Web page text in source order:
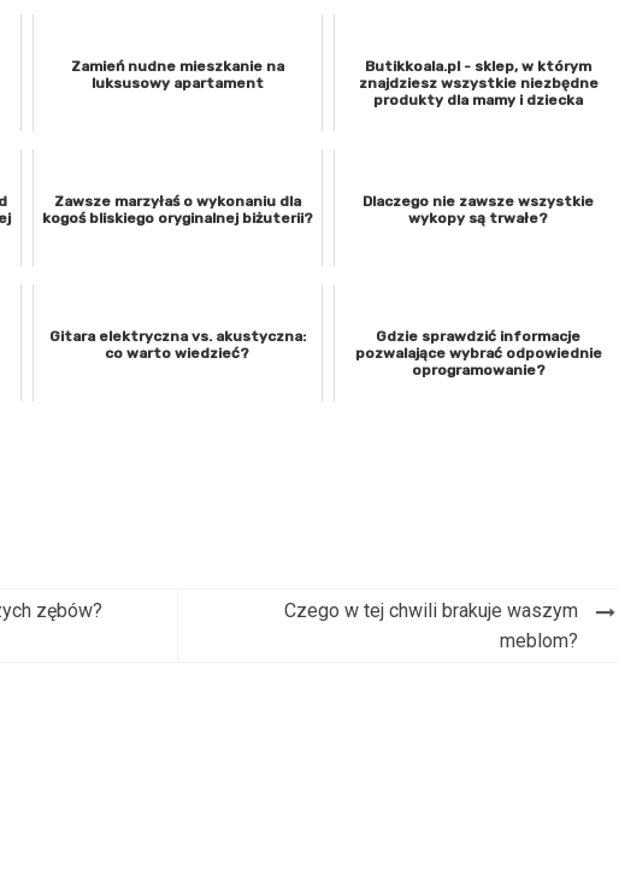
Zamień nudne mieszkanie na
luksusowy apartament
Butikkoala.pl - sklep, w którym
znajdziesz wszystkie niezbędne
produkty dla mamy i dziecka
Zawsze marzyłaś o wykonaniu dla
kogoś bliskiego oryginalnej biżuterii?
Dlaczego nie zawsze wszystkie
wykopy są trwałe?
Gitara elektryczna vs. akustyczna:
co warto wiedzieć?
Gdzie sprawdzić informacje
pozwalające wybrać odpowiednie
oprogramowanie?
zębów?
Czego w tej chwili brakuje waszym
meblom?